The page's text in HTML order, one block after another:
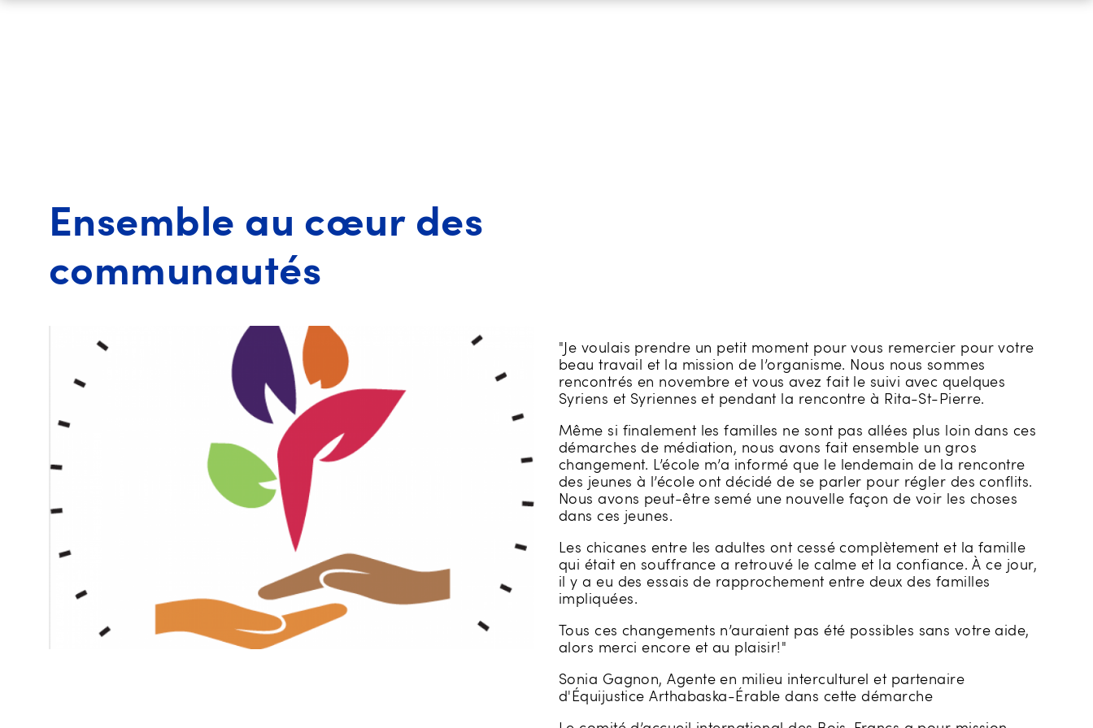
Ensemble au cœur des
communautés
"Je voulais prendre un petit moment pour vous remercier pour votre
beau travail et la mission de l’organisme. Nous nous sommes
rencontrés en novembre et vous avez fait le suivi avec quelques
Syriens et Syriennes et pendant la rencontre à Rita-St-Pierre.
Même si finalement les familles ne sont pas allées plus loin dans ces
démarches de médiation, nous avons fait ensemble un gros
changement. L’école m’a informé que le lendemain de la rencontre
des jeunes à l’école ont décidé de se parler pour régler des conflits.
Nous avons peut-être semé une nouvelle façon de voir les choses
dans ces jeunes.
Les chicanes entre les adultes ont cessé complètement et la famille
qui était en souffrance a retrouvé le calme et la confiance. À ce jour,
il y a eu des essais de rapprochement entre deux des familles
impliquées.
Tous ces changements n’auraient pas été possibles sans votre aide,
alors merci encore et au plaisir!"
Sonia Gagnon, Agente en milieu interculturel et partenaire
d'Équijustice Arthabaska-Érable dans cette démarche